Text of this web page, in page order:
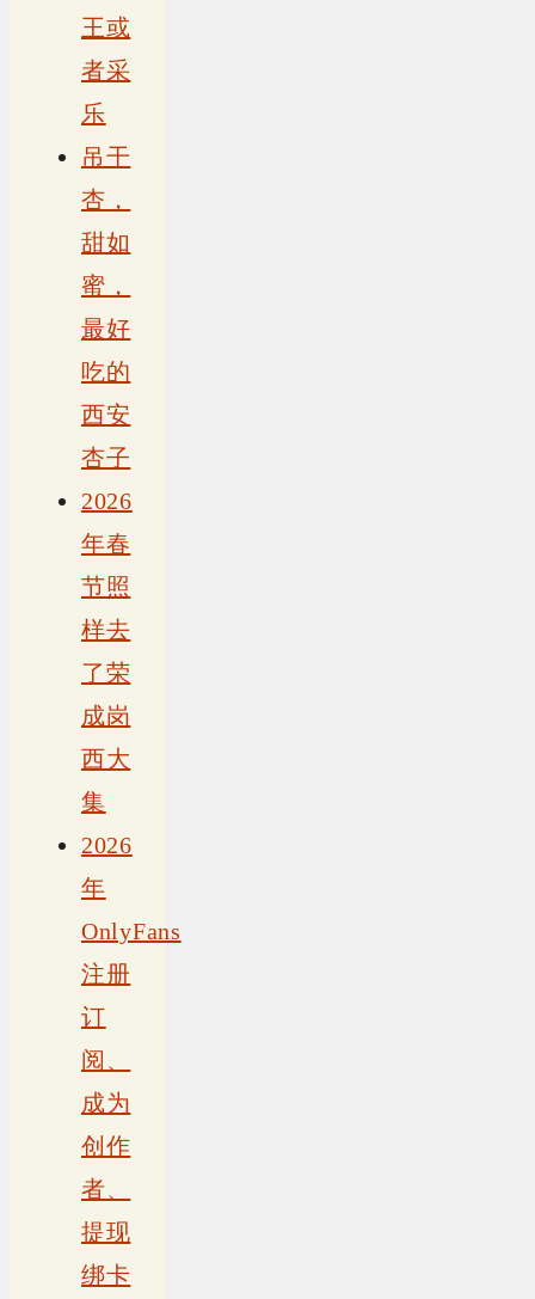
王或
者采
乐
吊干
杏，
甜如
蜜，
最好
吃的
西安
杏子
2026
年春
节照
样去
了荣
成岗
西大
集
2026
年
OnlyFans
注册
订
阅、
成为
创作
者、
提现
绑卡